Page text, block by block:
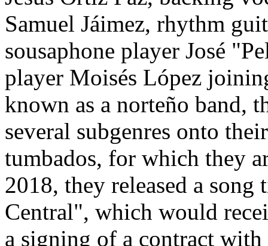
Samuel Jáimez, rhythm
sousaphone player José
player Moisés López
known as a norteño band,
several subgenres onto
tumbados, for which they
2018, they released a
Central", which would
a signing of a contract